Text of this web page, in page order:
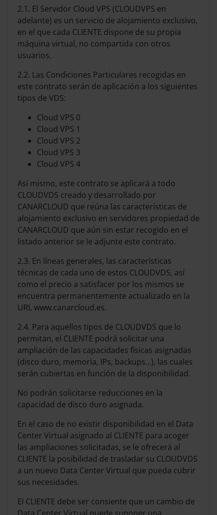
2.1. El Servidor Cloud VPS (CLOUDVPS en
adelante) es un servicio de alojamiento exclusivo,
en el que cada CLIENTE dispone de su propia
máquina virtual, no compartida con otros
usuarios.
2.2. Las Condiciones Particulares recogidas en
este contrato serán de aplicación a los siguientes
tipos de VDS:
Cloud VPS 0
Cloud VPS 1
Cloud VPS 2
Cloud VPS 3
Cloud VPS 4
Así mismo, este contrato se aplicará a todo
CLOUDVDS creado y desarrollado por
CANARCLOUD que reúna las características de
alojamiento exclusivo en servidores propiedad de
CANARCLOUD que aún sin estar recogido en el
listado anterior se le adjunte este contrato.
2.3. En líneas generales, las características
técnicas de cada uno de estos CLOUDVDS, así
como el precio a satisfacer por los mismos se
encuentra permanentemente actualizado en la
URL www.canarcloud.es.
2.4. Para aquellos tipos de CLOUDVDS que lo
permitan, el CLIENTE podrá solicitar una
ampliación de las capacidades físicas asignadas
(disco duro, memoria, IPs, backups…), las cuales
serán cubiertas en función de la disponibilidad.
No podrán solicitarse reducciones en la
capacidad de disco duro asignada.
En el caso de no existir disponibilidad en el Data
Center Virtual asignado al CLIENTE para acoger
las ampliaciones solicitadas, se le ofrecerá al
CLIENTE la posibilidad de trasladar su CLOUDVDS
a un nuevo Data Center Virtual que pueda cubrir
sus necesidades.
El CLIENTE debe ser consiente que un cambio de